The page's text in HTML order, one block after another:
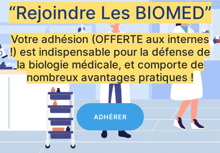
“Rejoindre Les BIOMED”
Votre adhésion (OFFERTE aux internes
!) est indispensable pour la défense de
la biologie médicale, et comporte de
nombreux avantages pratiques !
ADHÉRER